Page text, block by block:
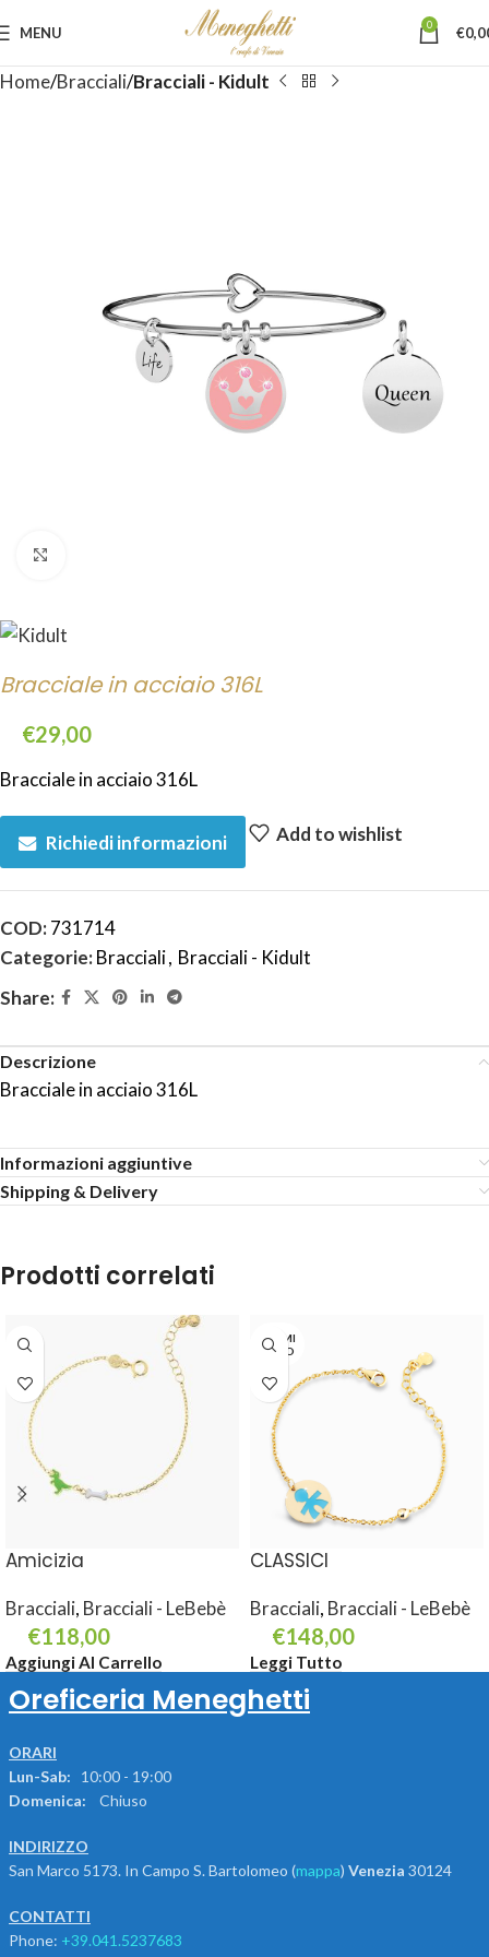
MENU 0 €
Home Bracciali Bracciali - Kidult
Bracciale in acciaio 316L
€29,00
Bracciale in acciaio 316L
Richiedi informazioni Add to wishlist
COD:731714
Categorie:Bracciali, Bracciali - Kidult
Share:
Descrizione
Bracciale in acciaio 316L
Informazioni aggiuntive
Shipping & Delivery
Prodotti correlati
Amicizia
Bracciali, Bracciali - LeBebè
€118,00
Aggiungi Al Carrello
TERMI
NATO
CLASSICI
Bracciali, Bracciali - LeBebè
€148,00
Leggi Tutto
Oreficeria Meneghetti
ORARI
Lun-Sab: 10:00 - 19:00
Domenica:
Chiuso
INDIRIZZO
San Marco 5173. In Campo S. Bartolomeo (mappa) Venezia 30124
CONTATTI
Phone: +39.041.5237683